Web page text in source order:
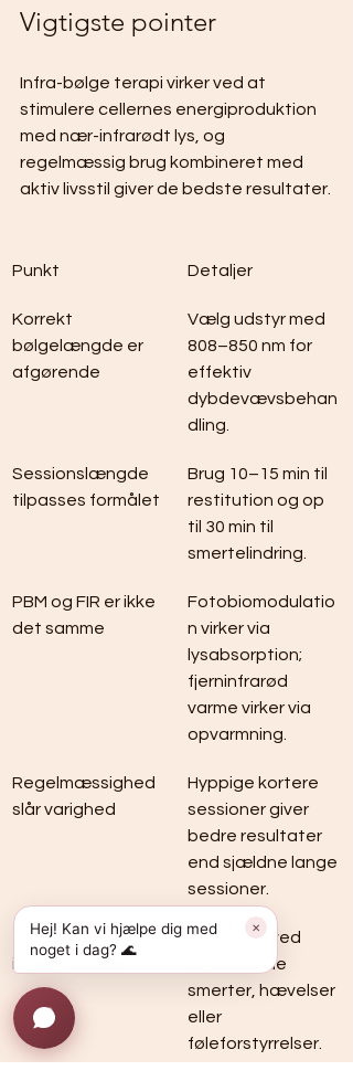
Vigtigste pointer
Infra-bølge terapi virker ved at
stimulere cellernes energiproduktion
med nær-infrarødt lys, og
regelmæssig brug kombineret med
aktiv livsstil giver de bedste resultater.
Punkt Detaljer
Korrekt
bølgelængde er
afgørende
Vælg udstyr med
808–850 nm for
effektiv
dybdevævsbehan
dling.
Sessionslængde
tilpasses formålet
Brug 10–15 min til
restitution og op
til 30 min til
smertelindring.
PBM og FIR er ikke
det samme
Fotobiomodulatio
n virker via
lysabsorption;
fjerninfrarød
varme virker via
opvarmning.
Regelmæssighed
slår varighed
Hyppige kortere
sessioner giver
bedre resultater
end sjældne lange
sessioner.
Terapi erstatter
ikke diagnose
Søg læge ved
vedvarende
smerter, hævelser
eller
føleforstyrrelser.
Hej! Kan vi hjælpe dig med
noget i dag? 🌊
✕